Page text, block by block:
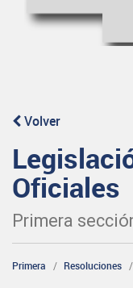
Volver
Oficiales
Primera
Primera Resoluciones